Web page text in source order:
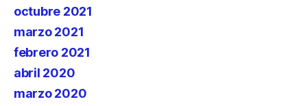
octubre 2021
marzo 2021
febrero 2021
abril 2020
marzo 2020